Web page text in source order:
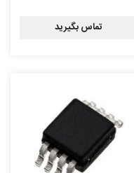
تماس بگیرید